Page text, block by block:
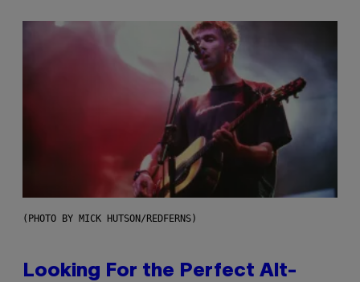
(PHOTO BY MICK HUTSON/REDFERNS)
Looking For the Perfect Alt-